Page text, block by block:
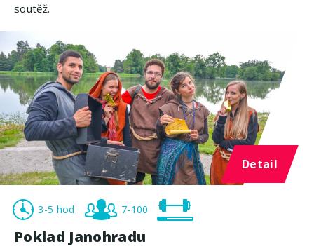
soutěž.
Detail
3-5 hod 7-100
Poklad Janohradu